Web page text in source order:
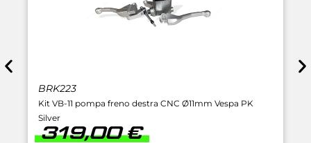
BRK223
Kit VB-11 pompa freno destra CNC Ø11mm Vespa PK
Silver
319,00€